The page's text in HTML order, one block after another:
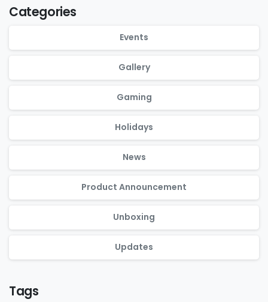
Categories
Events
Gallery
Gaming
Holidays
News
Product Announcement
Unboxing
Updates
Tags